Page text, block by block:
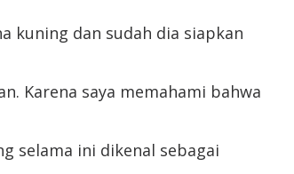
kuning dan sudah dia siapkan
Karena saya memahami bahwa
selama ini dikenal sebagai